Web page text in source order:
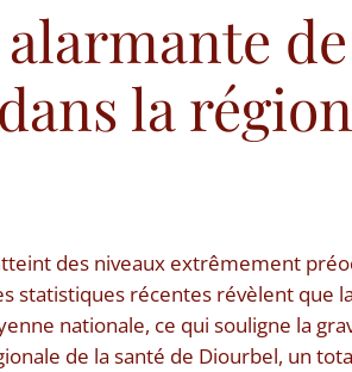
de
la
des niveaux extrêmement
statistiques récentes révèlent que
nationale, ce qui souligne la
de la santé de Diourbel, un